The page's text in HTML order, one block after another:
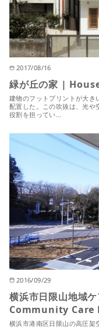
2017/08/16
緑が丘の家 |
建物のフットプリントが大き
配置した。この吹抜は、光や
役割を担ってい…
2016/09/29
横浜市日限山地域
Community Care
横浜市港南区日限山の高圧架